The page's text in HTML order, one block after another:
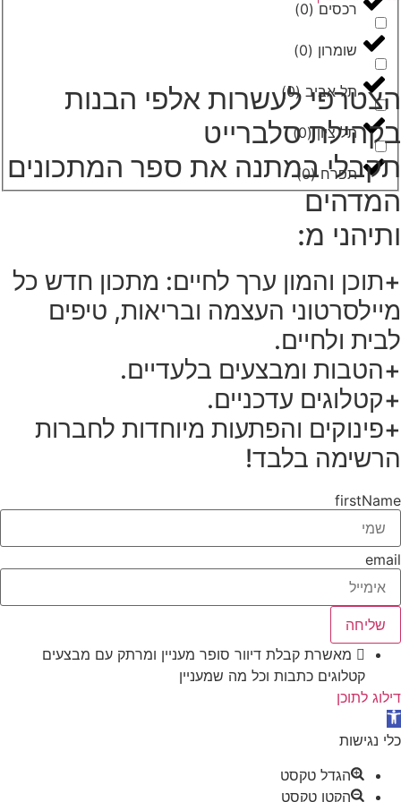
רכסים (
0
)
שומרון (
0
)
תל אביב(
0
)
תל ציון(
0
)
תפרח(
0
)
הצטרפי לעשרות אלפי הבנות
בקהילת סלברייט
תקבלי במתנה את ספר המתכונים
המדהים
ותיהני מ:
+תוכן והמון ערך לחיים: מתכון חדש כל
מיילסרטוני העצמה ובריאות, טיפים
לבית ולחיים.
+הטבות ומבצעים בלעדיים.
+קטלוגים עדכניים.
+פינוקים והפתעות מיוחדות לחברות
הרשימה בלבד!
firstName
email
שליחה
מאשרת קבלת דיוור סופר מעניין ומרתק עם מבצעים
קטלוגים כתבות וכל מה שמעניין
דילוג לתוכן
פתח סרגל נגישות
כלי נגישות
הגדל טקסט
הקטן טקסט